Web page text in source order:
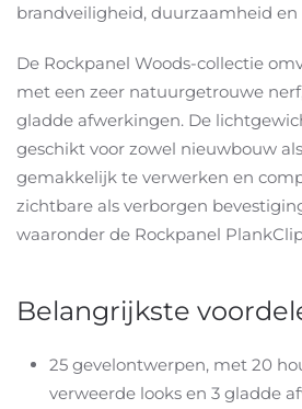
brandveiligheid, duurzaamheid en
De Rockpanel Woods-collectie
met een zeer natuurgetrouwe
gladde afwerkingen. De
geschikt voor zowel nieuwbouw
gemakkelijk te verwerken en
zichtbare als verborgen
waaronder de Rockpanel
Belangrijkste
25 gevelontwerpen, met 20
verweerde looks en 3 gladde